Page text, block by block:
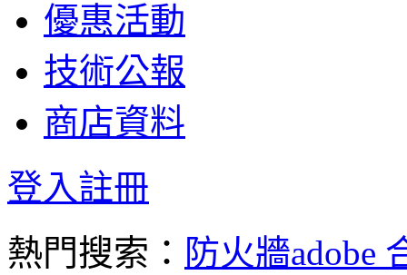
優惠活動
技術公報
商店資料
登入註冊
熱門搜索： 防火牆adobe